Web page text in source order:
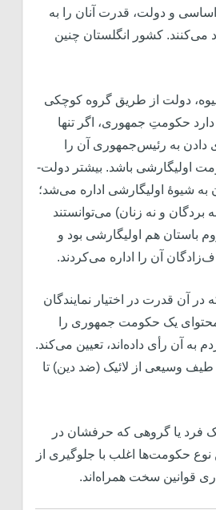
و دولت، قدرت آنان را به
می‌کنند. کشور انگلستان چنین
دولت از طریق گروه کوچکی
حکومتِ جمهوری، اگر تنها
به رئیس‌جمهوری آن را
اولیگارشی باشد. بیشتر دولت-
به شیوۀ اولیگارشی اداره می‌شد؛
بردگان و نه زنان) می‌توانستند
باستان هم اولیگارشی بود و
آن را اداره می‌کردند.
آن قدرت در اختیار نمایندگان
یک حکومت جمهوری را
به آن رأی داده‌اند، تعیین می‌کند.
طیف وسیعی از لائیک (ضد دین) تا
فرد یا گروهی که حرفشان در
حکومت‌ها اغلب با جلوگیری از
قوانین سخت همراه‌اند.